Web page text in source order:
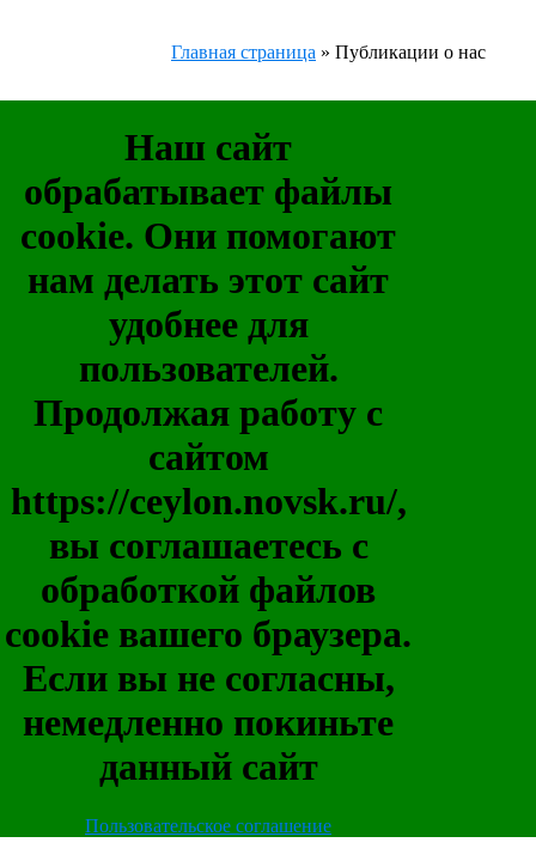
Главная страница » Публикации о нас
Наш сайт
обрабатывает файлы
cookie. Они помогают
нам делать этот сайт
удобнее для
пользователей.
Продолжая работу с
сайтом
https://ceylon.novsk.ru/,
вы соглашаетесь с
обработкой файлов
cookie вашего браузера.
Если вы не согласны,
немедленно покиньте
данный сайт
Пользовательское соглашение